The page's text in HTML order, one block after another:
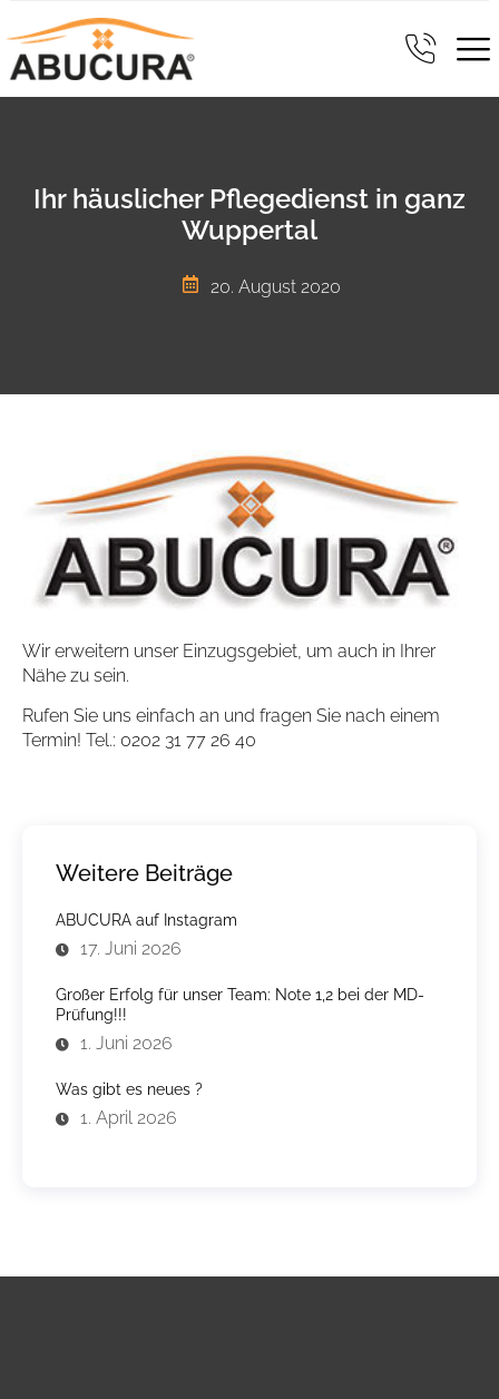
Ihr häuslicher Pflegedienst in ganz
Wuppertal
20. August 2020
Wir erweitern unser Einzugsgebiet, um auch in Ihrer
Nähe zu sein.
Rufen Sie uns einfach an und fragen Sie nach einem
Termin! Tel.: 0202 31 77 26 40
Weitere Beiträge
ABUCURA auf Instagram
17. Juni 2026
Großer Erfolg für unser Team: Note 1,2 bei der MD-
Prüfung!!!
1. Juni 2026
Was gibt es neues ?
1. April 2026